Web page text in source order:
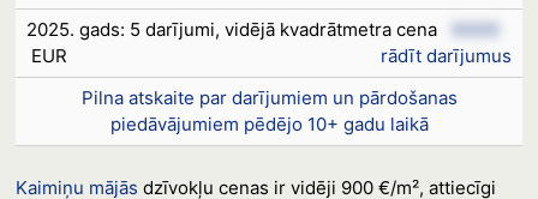
2025. gads: 5 darījumi, vidējā kvadrātmetra cena
XXXX
EUR
rādīt darījumus
Pilna atskaite par darījumiem un pārdošanas
piedāvājumiem pēdējo 10+ gadu laikā
Kaimiņu mājās dzīvokļu cenas ir vidēji 900 €/m², attiecīgi